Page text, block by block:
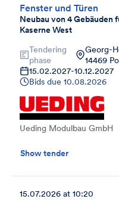
Fenster und Türen
Neubau von 4 Gebäuden
Kaserne West
Tendering
phase
Georg-
14469
15.02.2027-10.12.2027
Bids due 10.08.2026
Ueding Modulbau GmbH
Show tender
15.07.2026 at 10:20